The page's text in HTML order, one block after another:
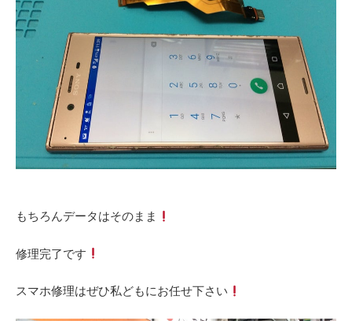
もちろんデータはそのまま
修理完了です
スマホ修理はぜひ私どもにお任せ下さい